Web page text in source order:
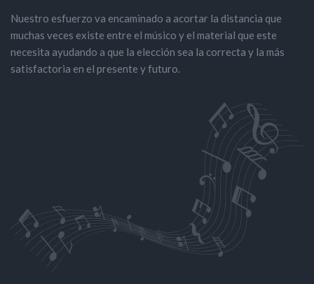
Nuestro esfuerzo va encaminado a acortar la distancia que
muchas veces existe entre el músico y el material que este
necesita ayudando a que la elección sea la correcta y la más
satisfactoria en el presente y futuro.